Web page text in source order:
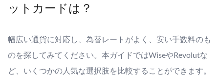
ットカードは？
幅広い通貨に対応し、為替レートがよく、安い手数料のも
のを探してみてください。本ガイドではWiseやRevolutな
ど、いくつかの人気な選択肢を比較することができます。